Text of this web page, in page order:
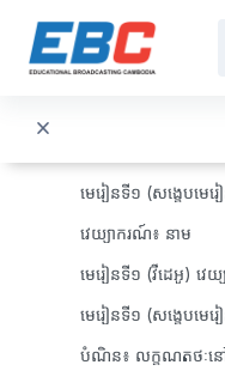
មេរៀនទី១ (វីដេអូ) បំ
វេយ្យាករណ៍៖ នាម
មេរៀនទី១ (វីដេអូ) វេ
មេរៀនទី១ (សង្ខេបមេ
បំណិន៖ លក្ខណតថៈនៅ